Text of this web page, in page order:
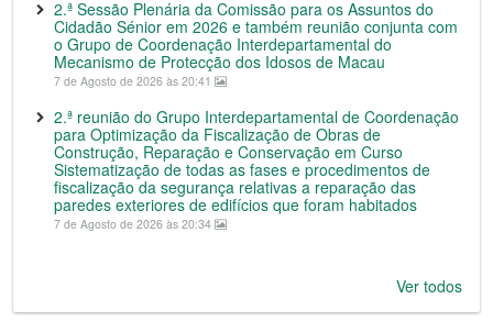
2.ª Sessão Plenária da Comissão para os Assuntos do
Cidadão Sénior em 2026 e também reunião conjunta com
o Grupo de Coordenação Interdepartamental do
Mecanismo de Protecção dos Idosos de Macau
7 de Agosto de 2026 às 20:41
2.ª reunião do Grupo Interdepartamental de Coordenação
para Optimização da Fiscalização de Obras de
Construção, Reparação e Conservação em Curso
Sistematização de todas as fases e procedimentos de
fiscalização da segurança relativas a reparação das
paredes exteriores de edifícios que foram habitados
7 de Agosto de 2026 às 20:34
Ver todos